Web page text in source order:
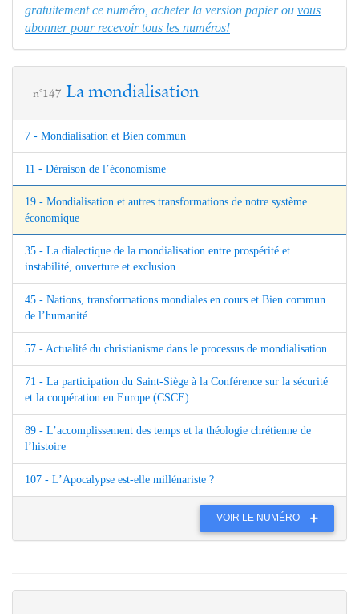
gratuitement ce numéro, acheter la version papier ou vous
abonner pour recevoir tous les numéros!
n°147 La mondialisation
7 - Mondialisation et Bien commun
11 - Déraison de l’économisme
19 - Mondialisation et autres transformations de notre système
économique
35 - La dialectique de la mondialisation entre prospérité et
instabilité, ouverture et exclusion
45 - Nations, transformations mondiales en cours et Bien commun
de l’humanité
57 - Actualité du christianisme dans le processus de mondialisation
71 - La participation du Saint-Siège à la Conférence sur la sécurité
et la coopération en Europe (CSCE)
89 - L’accomplissement des temps et la théologie chrétienne de
l’histoire
107 - L’Apocalypse est-elle millénariste ?
VOIR LE NUMÉRO